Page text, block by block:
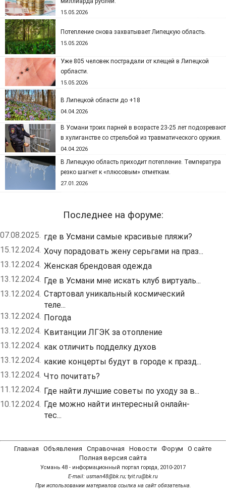
15.05.2026
Потепление снова захватывает Липецкую область.
15.05.2026
Уже 805 человек пострадали от клещей в Липецкой
орбласти.
15.05.2026
В Липецкой области до +18
04.04.2026
В Усмани троих парней в возрасте 23-25 лет подозревают
в хулиганстве со стрельбой из травматического оружия.
04.04.2026
В Липецкую область приходит потепление. Температура
резко шагнет к «плюсовым» отметкам.
27.01.2026
Последнее на форуме:
07.08.2025. где в Усмани самые красивые пляжи?
15.12.2024. Хочу порадовать жену серьгами на праз...
13.12.2024. Женская брендовая одежда
13.12.2024. Где в Усмани мне искать клуб виртуаль...
13.12.2024. Стартовал уникальный космический
теле...
13.12.2024. Погода
13.12.2024. Квитанции ЛГЭК за отопление
13.12.2024. как отличить подделку духов
13.12.2024. какие концерты будут в городе к празд...
13.12.2024. Что почитать?
11.12.2024. Где найти лучшие советы по уходу за в...
10.12.2024. Где можно найти интересный онлайн-
тес...
Главная Объявления Справочная Новости Форум
О сайте
Полная версия сайта
Усмань 48 - информационный портал города, 2010-2017
Е-mail: usman48@bk.ru; tyit.ru@bk.ru
При использовании материалов ссылка на сайт обязательна.